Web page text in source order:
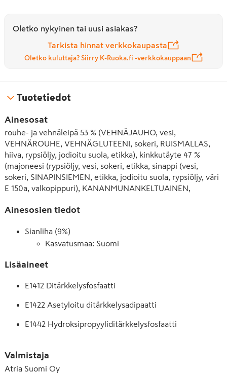
Oletko nykyinen tai uusi asiakas?
Tarkista hinnat verkkokaupasta
Oletko kuluttaja? Siirry K-Ruoka.fi -verkkokauppaan
Tuotetiedot
Ainesosat
rouhe- ja vehnäleipä 53 % (VEHNÄJAUHO, vesi,
VEHNÄROUHE, VEHNÄGLUTEENI, sokeri, RUISMALLAS,
hiiva, rypsiöljy, jodioitu suola, etikka), kinkkutäyte 47 %
(majoneesi (rypsiöljy, vesi, sokeri, etikka, sinappi (vesi,
sokeri, SINAPINSIEMEN, etikka, jodioitu suola, rypsiöljy, väri
E 150a, valkopippuri), KANANMUNANKELTUAINEN,
E 415, säilöntäaineet (E 202, E 211), aromi), lihavalmiste 13 %
stabilointiaineet (E 1412, E 450), jodioitu suola,
happamuudensäätöaineet (E 326, E 262), sakeuttamisaineet
säilöntäaine E 250), säilykekurkku (kurkku, etikka, sokeri,
kumina), muunnettu maissitärkkelys, sokeri,
Saattaa sisältää pieniä määriä seesaminsiemeniä.
Viljaporsaanlihan alkuperä Suomi. Voimakassuolainen
Ainesosien tiedot
Sianliha (9%)
Kasvatusmaa: Suomi
Lisäaineet
E1412 Ditärkkelysfosfaatti
E1422 Asetyloitu ditärkkelysadipaatti
E1442 Hydroksipropyyliditärkkelysfosfaatti
E202 Kaliumsorbaatti
Valmistaja
Atria Suomi Oy